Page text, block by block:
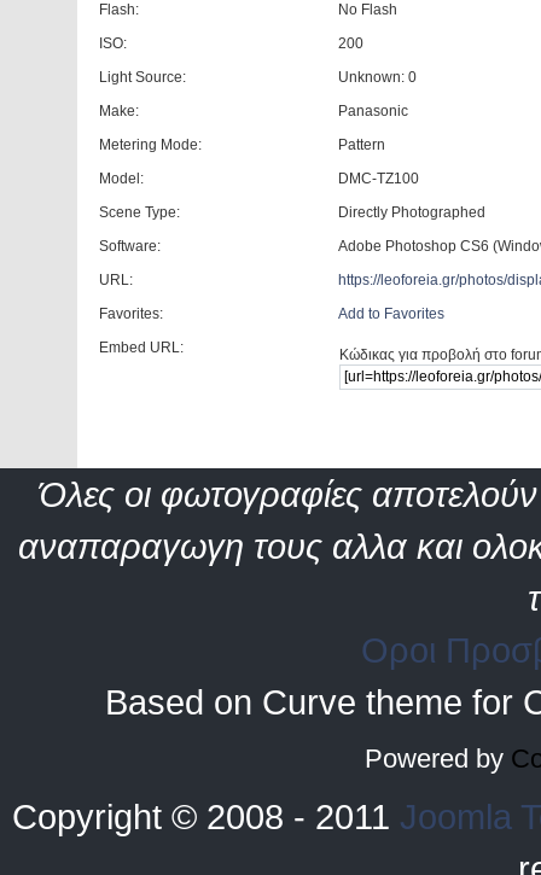
Flash:
No Flash
ISO:
200
Light Source:
Unknown: 0
Make:
Panasonic
Metering Mode:
Pattern
Model:
DMC-TZ100
Scene Type:
Directly Photographed
Software:
Adobe Photoshop CS6
URL:
https://leoforeia.gr/photos/
Favorites:
Add to Favorites
Embed URL:
Κώδικας για προβολή στο
Όλες οι φωτογραφίες αποτελούν
αναπαραγωγη τους αλλα και
Οροι
Based on Curve theme for
Powered by
Copyright © 2008 - 2011 Joomla